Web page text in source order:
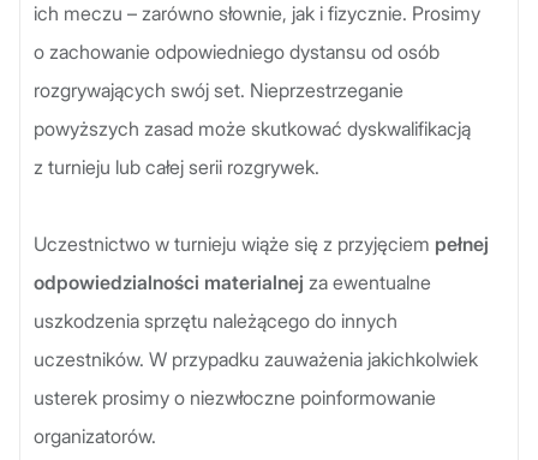
ich meczu – zarówno słownie, jak i fizycznie. Prosimy
o zachowanie odpowiedniego dystansu od osób
rozgrywających swój set. Nieprzestrzeganie
powyższych zasad może skutkować dyskwalifikacją
z turnieju lub całej serii rozgrywek.
Uczestnictwo w turnieju wiąże się z przyjęciem pełnej
odpowiedzialności materialnej za ewentualne
uszkodzenia sprzętu należącego do innych
uczestników. W przypadku zauważenia jakichkolwiek
usterek prosimy o niezwłoczne poinformowanie
organizatorów.